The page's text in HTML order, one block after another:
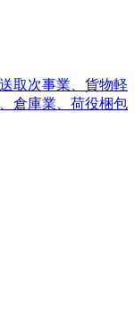
取次事業、貨物軽
倉庫業、荷役梱包